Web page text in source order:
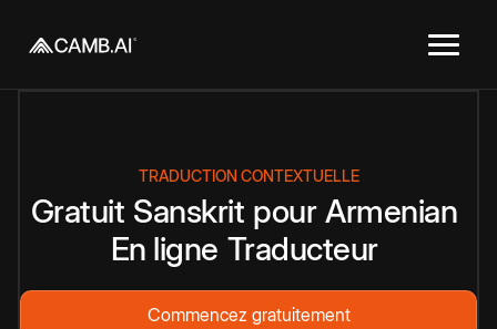
TRADUCTION CONTEXTUELLE
Gratuit Sanskrit pour Armenian
En ligne Traducteur
Commencez gratuitement